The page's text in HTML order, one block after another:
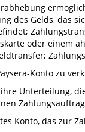
des Gelds, das
oder einem
Konto zu
Unterteilung,
Konto, das zur